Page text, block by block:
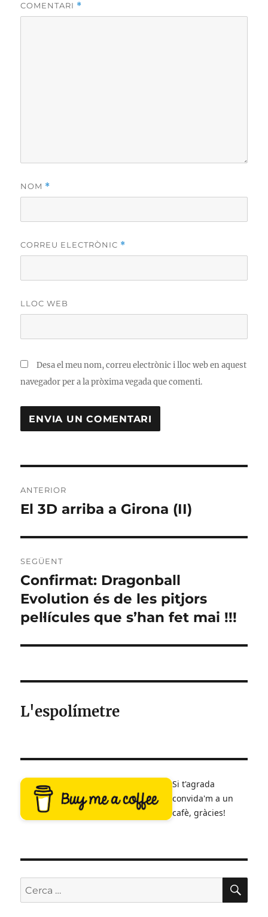
COMENTARI *
NOM *
CORREU ELECTRÒNIC *
LLOC WEB
Desa el meu nom, correu electrònic i lloc web en aquest
navegador per a la pròxima vegada que comenti.
d'entrades
ANTERIOR
Entrada
El 3D arriba a Girona (II)
SEGÜENT
Entrada
següent:
Confirmat: Dragonball
Evolution és de les pitjors
pel·lícules que s’han fet mai !!!
L'espolímetre
Si t'agrada
convida'm a un
cafè, gràcies!
Cerca: